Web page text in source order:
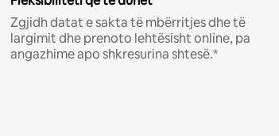
Zgjidh datat e sakta të mbërritjes dhe të
largimit dhe prenoto lehtësisht online, pa
angazhime apo shkresurina shtesë.*